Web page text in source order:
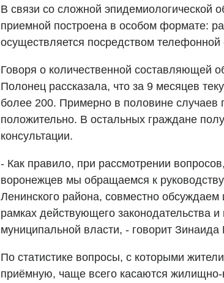
В связи со сложной эпидемиологической
приемной построена в особом формате:
осуществляется посредством телефонной
Говоря о количественной составляющей
Полонец рассказала, что за 9 месяцев
более 200. Примерно в половине случаев
положительно. В остальных граждане
консультации.
- Как правило, при рассмотрении
воронежцев мы обращаемся к
Ленинского района, совместно
рамках действующего законодательства и
муниципальной власти, - говорит
По статистике вопросы, с которыми
приёмную, чаще всего касаются